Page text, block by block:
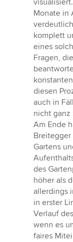
Monate in
komplett
eines
Fragen,
diesen
auch in
nicht
Am Ende
Gartens
des
höher als
allerdings
in erster
Verlauf
wenn es
faires